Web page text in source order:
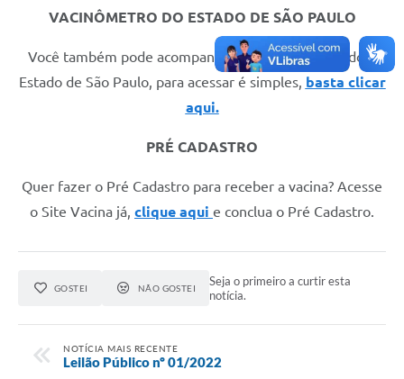
VACINÔMETRO DO ESTADO DE SÃO PAULO
Você também pode acompanhar a vacinação de todo o
Estado de São Paulo, para acessar é simples, basta clicar
aqui.
PRÉ CADASTRO
Quer fazer o Pré Cadastro para receber a vacina? Acesse
o Site Vacina já, clique aqui e conclua o Pré Cadastro.
GOSTEI NÃO GOSTEI
Seja o primeiro a curtir esta
notícia.
NOTÍCIA MAIS RECENTE
Leilão Público nº 01/2022